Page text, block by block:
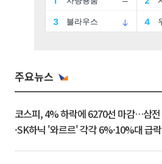
주요뉴스
코스피, 4% 하락에 6270선 마감…삼전
·SK하닉 '와르르' 각각 6%·10%대 급락